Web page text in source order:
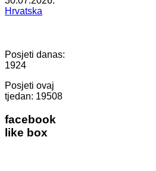
Hrvatska
Posjeti danas:
1924
Posjeti ovaj
tjedan: 19508
facebook
like box